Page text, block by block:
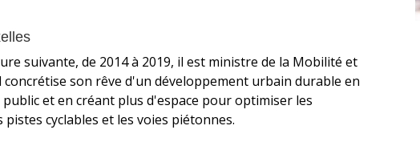
suivante, de 2014 à 2019, il est ministre de la Mobilité et
concrétise son rêve d'un développement urbain durable en
et en créant plus d'espace pour optimiser les
cyclables et les voies piétonnes.